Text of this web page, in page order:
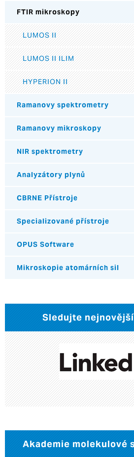
FTIR mikroskopy
LUMOS II
LUMOS II ILIM
HYPERION II
Ramanovy spektrometry
Ramanovy mikroskopy
NIR spektrometry
Analyzátory plynů
CBRNE Přístroje
Specializované přístroje
OPUS Software
Mikroskopie atomárních sil
Sledujte
Akademie molekulové